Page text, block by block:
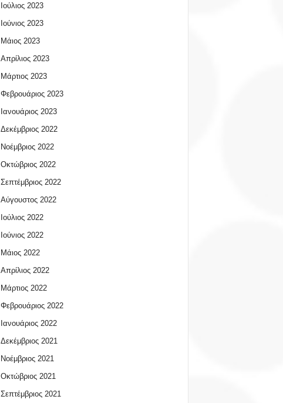
Ιούλιος 2023
Ιούνιος 2023
Μάιος 2023
Απρίλιος 2023
Μάρτιος 2023
Φεβρουάριος 2023
Ιανουάριος 2023
Δεκέμβριος 2022
Νοέμβριος 2022
Οκτώβριος 2022
Σεπτέμβριος 2022
Αύγουστος 2022
Ιούλιος 2022
Ιούνιος 2022
Μάιος 2022
Απρίλιος 2022
Μάρτιος 2022
Φεβρουάριος 2022
Ιανουάριος 2022
Δεκέμβριος 2021
Νοέμβριος 2021
Οκτώβριος 2021
Σεπτέμβριος 2021